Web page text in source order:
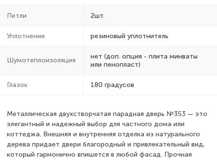
Петли 2шт.
Уплотнение резиновый уплотнитель
Шумотеплоизоляция
нет (доп. опция - плита минваты
или пенопласт)
Глазок 180 градусов
Металлическая двухстворчатая парадная дверь №353 — это
элегантный и надежный выбор для частного дома или
коттеджа. Внешняя и внутренняя отделка из натурального
дерева придает двери благородный и привлекательный вид,
который гармонично впишется в любой фасад. Прочная